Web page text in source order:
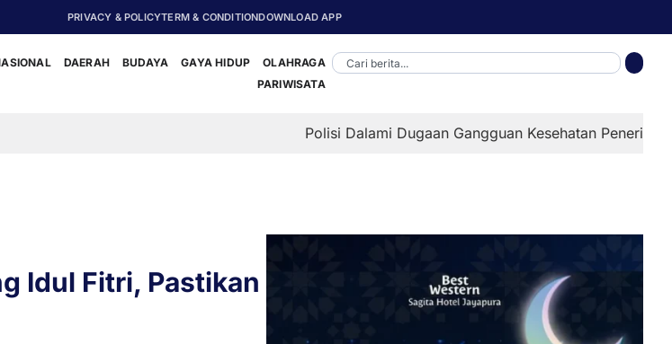
PRIVACY & POLICYTERM & CONDITIONDOWNLOAD APP
DAERAH BUDAYA GAYA HIDUP
OLAHRAGA
PARIWISATA
‎Polisi Dalami Dugaan Gangguan Kesehatan Penerima MBG di
Idul Fitri, Pastikan